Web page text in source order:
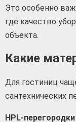
Это особенно
где качество
объекта.
Какие
Для гостиниц
сантехнических
HPL-перегородки